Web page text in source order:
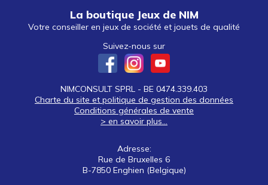
La boutique Jeux de NIM
Votre conseiller en jeux de société et jouets de qualité
Suivez-nous sur
NIMCONSULT SPRL - BE 0474.339.403
Charte du site et politique de gestion des données
Conditions générales de vente
> en savoir plus...
Adresse:
Rue de Bruxelles 6
B-7850 Enghien (Belgique)